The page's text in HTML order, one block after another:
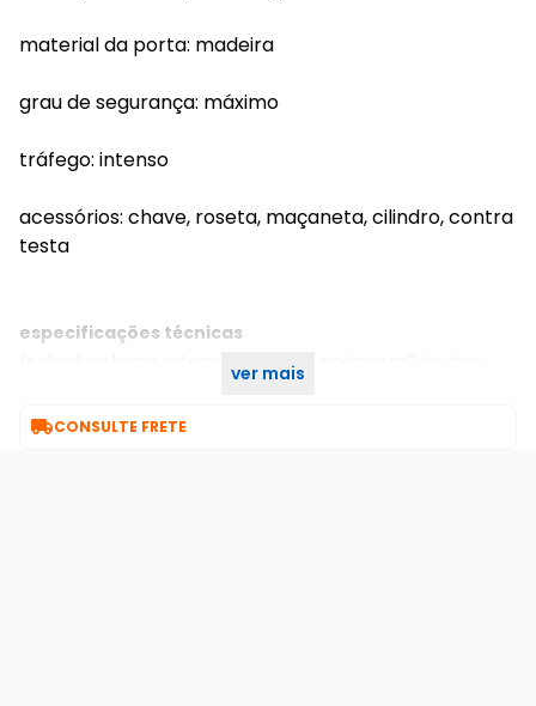
material da porta: madeira
grau de segurança: máximo
tráfego: intenso
acessórios: chave, roseta, maçaneta, cilindro, contra
testa
especificações técnicas
fechadura barra externa 940-55pe ecoinox rq2 ixe inox
ver mais
CONSULTE FRETE